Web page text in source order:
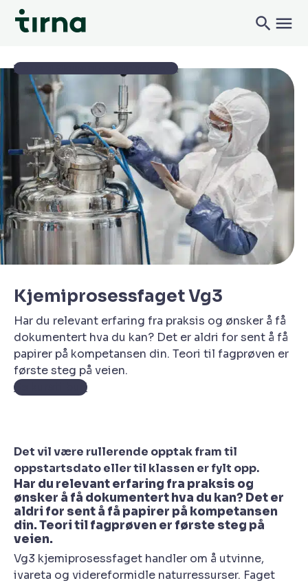
Kjemiprosessfaget Vg3
Har du relevant erfaring fra praksis og ønsker å få
dokumentert hva du kan? Det er aldri for sent å få
papirer på kompetansen din. Teori til fagprøven er
første steg på veien.
Se kurstilbud
Tilbake til Økonomi og administrasjon
Det vil være rullerende opptak fram til
oppstartsdato eller til klassen er fylt opp.
Har du relevant erfaring fra praksis og
ønsker å få dokumentert hva du kan? Det er
aldri for sent å få papirer på kompetansen
din. Teori til fagprøven er første steg på
veien.
Vg3 kjemiprosessfaget handler om å utvinne,
ivareta og videreformidle naturressurser. Faget